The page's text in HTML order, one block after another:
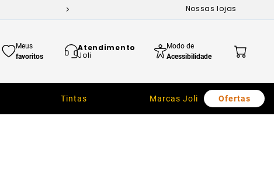
Nossas lojas
Meus
favoritos
Atendimento
Joli
Modo de
Acessibilidade
Tintas Marcas Joli Ofertas